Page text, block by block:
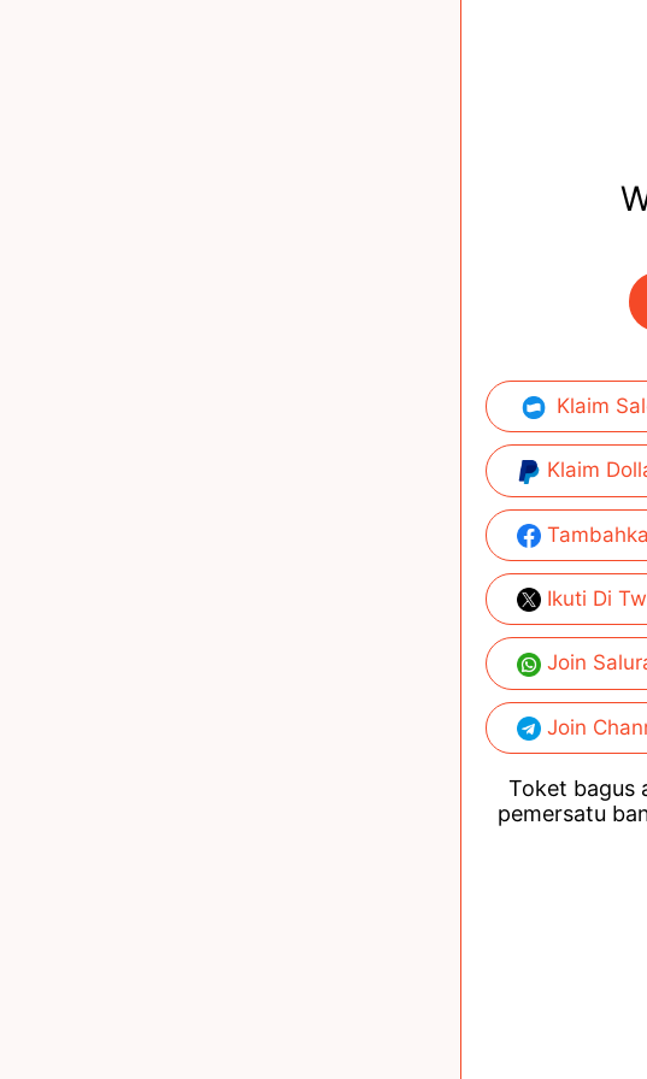
Klaim
Klaim
Ikuti Di
Join
Join
Toket bagus
pemersatu